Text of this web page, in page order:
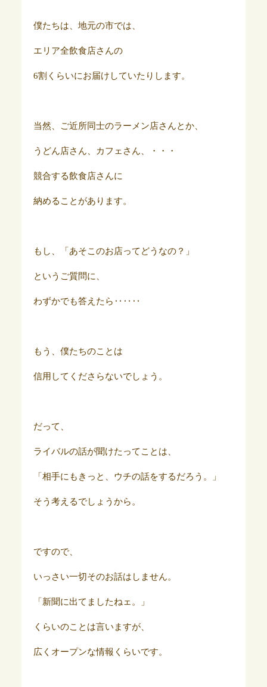
僕たちは、地元の市では、
エリア全飲食店さんの
6割くらいにお届けしていたりします。
当然、ご近所同士のラーメン店さんとか、
うどん店さん、カフェさん、・・・
競合する飲食店さんに
納めることがあります。
もし、「あそこのお店ってどうなの？」
というご質問に、
わずかでも答えたら‥‥‥
もう、僕たちのことは
信用してくださらないでしょう。
だって、
ライバルの話が聞けたってことは、
「相手にもきっと、ウチの話をするだろう。」
そう考えるでしょうから。
ですので、
いっさい一切そのお話はしません。
「新聞に出てましたねェ。」
くらいのことは言いますが、
広くオープンな情報くらいです。